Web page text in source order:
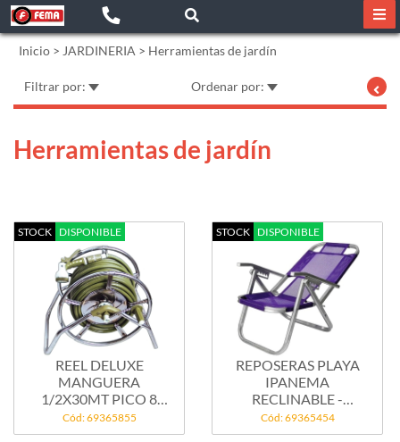
Inicio > JARDINERIA > Herramientas de jardín
Filtrar por: Ordenar por:
Herramientas de jardín
STOCK DISPONIBLE
REEL DELUXE
MANGUERA
1/2X30MT PICO 8
FUNCIONES
Cód: 69365855
STOCK DISPONIBLE
REPOSERAS PLAYA
IPANEMA
RECLINABLE -
VIOLETA-
Cód: 69365454